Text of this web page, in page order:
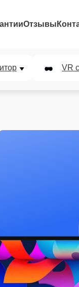
Отзывы
VR